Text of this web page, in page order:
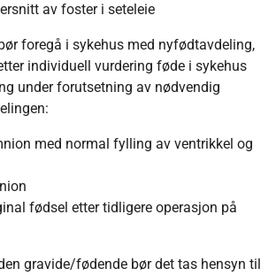
av foster i seteleie
foregå i sykehus med nyfødtavdeling,
individuell vurdering føde i sykehus
under forutsetning av nødvendig
med normal fylling av ventrikkel og
fødsel etter tidligere operasjon på
gravide/fødende bør det tas hensyn til